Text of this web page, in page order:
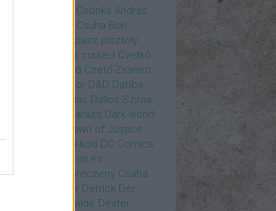
Csonka András
Csuha Bori
Csupasz pisztoly
Csűrös Karola cursed Cvetkó
Czető Roland Czető Zsanett
Czvetkó Sándor D&D Dabbs
Dallas Dallos Szilvia
Darázs Dark world
Dawn of Justice
Past
Da Vinci-kód DC Comics
Deadpool és
To Me
Debreczeny Csaba
Denevérember Derrick Dér
Devora Wilde Dexter